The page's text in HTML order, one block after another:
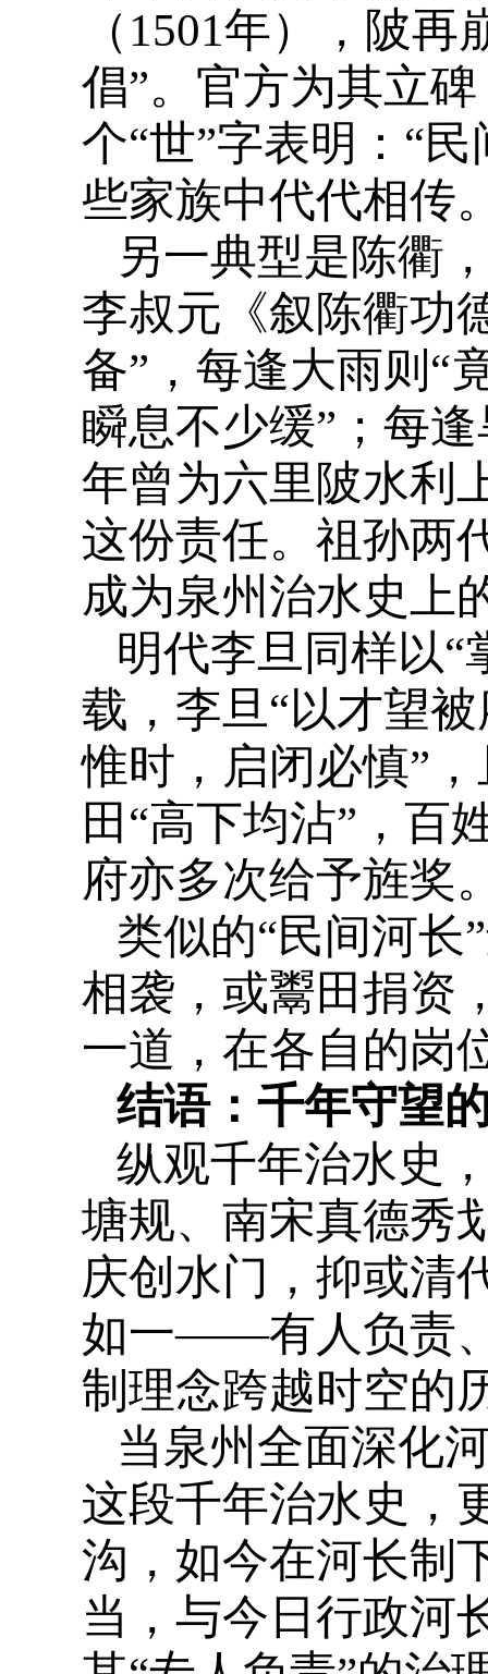
（1501年），陂
倡”。官方为其立
个“世”字表明：“
些家族中代代相传
另一典型是陈衢
李叔元《叙陈衢功
备”，每逢大雨则“
瞬息不少缓”；每
年曾为六里陂水利
这份责任。祖孙两
成为泉州治水史上
明代李旦同样以“
载，李旦“以才望
惟时，启闭必慎”
田“高下均沾”，百
府亦多次给予旌奖
类似的“民间河长
相袭，或鬻田捐资
一道，在各自的岗
结语：千年守望
纵观千年治水史
塘规、南宋真德秀
庆创水门，抑或清
如一——有人负责
制理念跨越时空的
当泉州全面深化
这段千年治水史，
沟，如今在河长制
当，与今日行政河